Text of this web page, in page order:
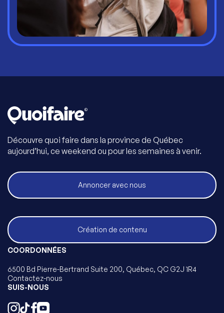
Découvre quoi faire dans la province de Québec
aujourd’hui, ce weekend ou pour les semaines à venir.
Annoncer avec nous
Création de contenu
COORDONNÉES
6500 Bd Pierre-Bertrand Suite 200, Québec, QC G2J 1R4
Contactez-nous
SUIS-NOUS